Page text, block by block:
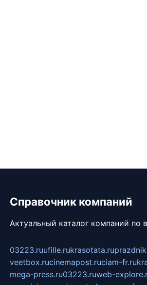
Справочник компаний
Актуальный каталог компаний по
03223.ruufille.rukrasotata.ru
veetbox.rucinemapost.ruciam-fr.ru
mega-press.ru03223.ruweb-